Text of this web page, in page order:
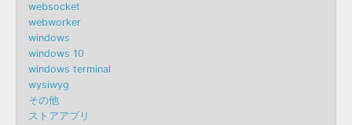
websocket
webworker
windows
windows 10
windows terminal
wysiwyg
その他
ストアアプリ